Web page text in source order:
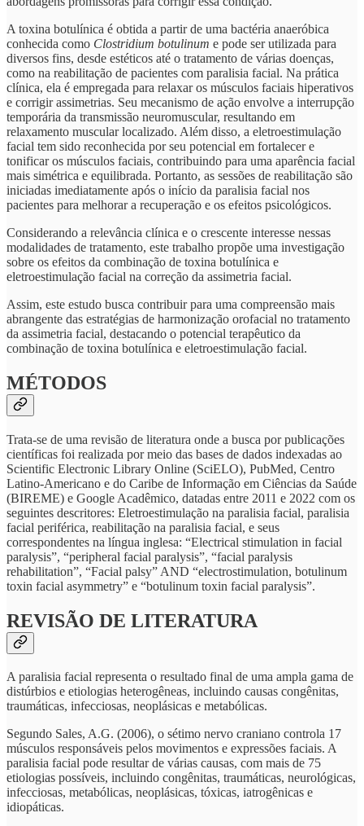
A toxina botulínica é obtida a partir de uma bactéria anaeróbica
conhecida como Clostridium botulinum e pode ser utilizada para
diversos fins, desde estéticos até o tratamento de várias doenças,
como na reabilitação de pacientes com paralisia facial. Na prática
clínica, ela é empregada para relaxar os músculos faciais hiperativos
e corrigir assimetrias. Seu mecanismo de ação envolve a interrupção
temporária da transmissão neuromuscular, resultando em
relaxamento muscular localizado. Além disso, a eletroestimulação
facial tem sido reconhecida por seu potencial em fortalecer e
tonificar os músculos faciais, contribuindo para uma aparência facial
mais simétrica e equilibrada. Portanto, as sessões de reabilitação são
iniciadas imediatamente após o início da paralisia facial nos
pacientes para melhorar a recuperação e os efeitos psicológicos.
Considerando a relevância clínica e o crescente interesse nessas
modalidades de tratamento, este trabalho propõe uma investigação
sobre os efeitos da combinação de toxina botulínica e
eletroestimulação facial na correção da assimetria facial.
Assim, este estudo busca contribuir para uma compreensão mais
abrangente das estratégias de harmonização orofacial no tratamento
da assimetria facial, destacando o potencial terapêutico da
combinação de toxina botulínica e eletroestimulação facial.
MÉTODOS
Trata-se de uma revisão de literatura onde a busca por publicações
científicas foi realizada por meio das bases de dados indexadas ao
Scientific Electronic Library Online (SciELO), PubMed, Centro
Latino-Americano e do Caribe de Informação em Ciências da Saúde
(BIREME) e Google Acadêmico, datadas entre 2011 e 2022 com os
seguintes descritores: Eletroestimulação na paralisia facial, paralisia
facial periférica, reabilitação na paralisia facial, e seus
correspondentes na língua inglesa: “Electrical stimulation in facial
paralysis”, “peripheral facial paralysis”, “facial paralysis
rehabilitation”, “Facial palsy” AND “electrostimulation, botulinum
toxin facial asymmetry” e “botulinum toxin facial paralysis”.
REVISÃO DE LITERATURA
A paralisia facial representa o resultado final de uma ampla gama de
distúrbios e etiologias heterogêneas, incluindo causas congênitas,
traumáticas, infecciosas, neoplásicas e metabólicas.
Segundo Sales, A.G. (2006), o sétimo nervo craniano controla 17
músculos responsáveis pelos movimentos e expressões faciais. A
paralisia facial pode resultar de várias causas, com mais de 75
etiologias possíveis, incluindo congênitas, traumáticas, neurológicas,
infecciosas, metabólicas, neoplásicas, tóxicas, iatrogênicas e
idiopáticas.